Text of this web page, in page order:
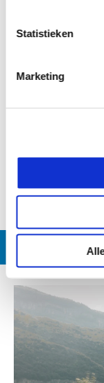
Statistieken
Marketing